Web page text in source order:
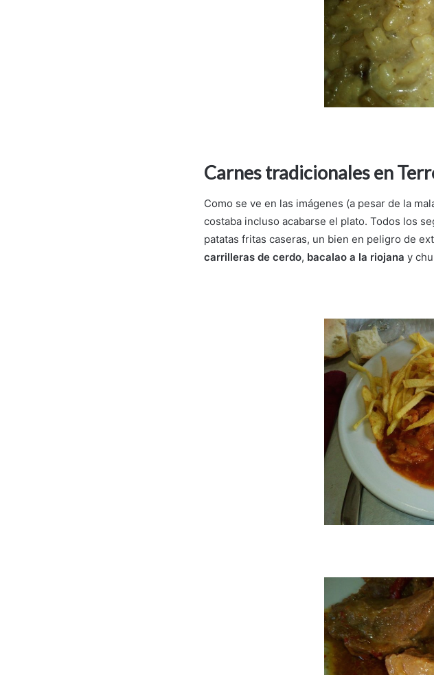
Carnes tradicionales en
Como se ve en las imágenes (a pesar de la
costaba incluso acabarse el plato. Todos los
patatas fritas caseras, un bien en peligro de
carrilleras de cerdo, bacalao a la riojana y